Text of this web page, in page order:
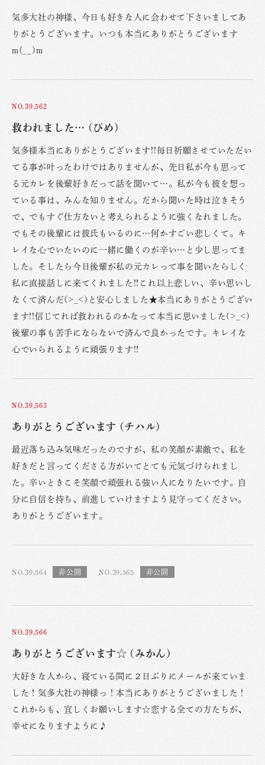
気多大社の神様、今日も好きな人に会わせて下さいましてあ
りがとうございます。いつも本当にありがとうございます
m(__)m
NO.39,562
救われました… (ぴめ)
気多様本当にありがとうございます!!毎日祈願させていただい
てる事が叶ったわけではありませんが、先日私が今も思って
る元カレを後輩好きだって話を聞いて…。私が今も彼を想っ
ている事は、みんな知りません。だから聞いた時は泣きそう
で、でもすぐ仕方ないと考えられるように強くなれました。
でもその後輩には彼氏もいるのに…何かすごい悲しくて。キ
レイな心でいたいのに一緒に働くのが辛い…と少し思ってま
した。そしたら今日後輩が私の元カレって事を聞いたらしく
私に直接話しに来てくれました!!これ以上悲しい、辛い思いし
なくて済んだ(>_<)と安心しました★本当にありがとうござい
ます!!信じてれば救われるのかなって本当に思いました(>_<)
後輩の事も苦手にならないで済んで良かったです。キレイな
心でいられるように頑張ります!!
NO.39,563
ありがとうございます (チハル)
最近落ち込み気味だったのですが、私の笑顔が素敵で、私を
好きだと言ってくださる方がいてとても元気づけられまし
た。辛いときこそ笑顔で頑張れる強い人になりたいです。自
分に自信を持ち、前進していけますよう見守ってください。
ありがとうございます。
NO.39,564 NO.39,565
NO.39,566
ありがとうございます☆ (みかん)
大好きな人から、寝ている間に２日ぶりにメールが来ていま
した！気多大社の神様っ！本当にありがとうございました！
これからも、宜しくお願いします☆恋する全ての方たちが、
幸せになりますように♪